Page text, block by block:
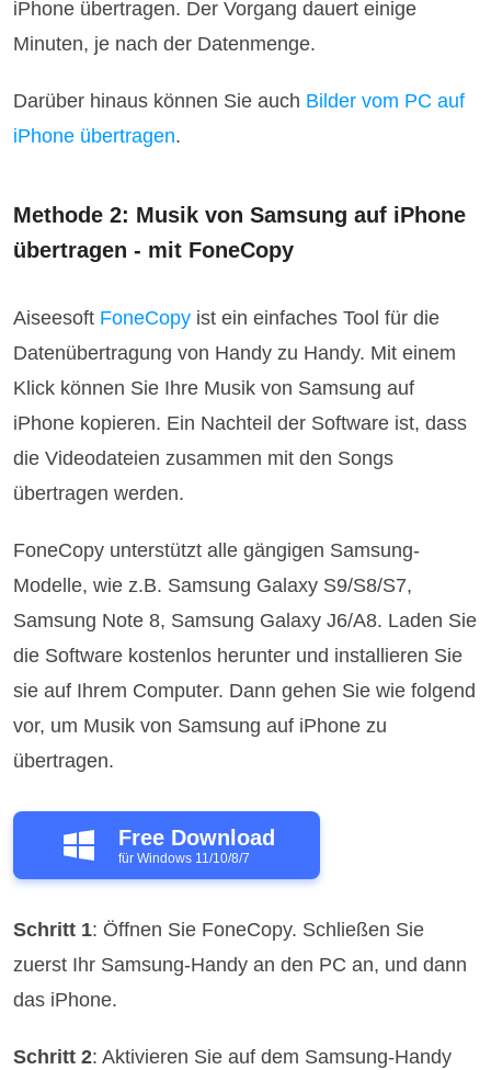
iPhone übertragen. Der Vorgang dauert einige
Minuten, je nach der Datenmenge.
Darüber hinaus können Sie auch Bilder vom PC auf
iPhone übertragen.
Methode 2: Musik von Samsung auf iPhone
übertragen - mit FoneCopy
Aiseesoft FoneCopy ist ein einfaches Tool für die
Datenübertragung von Handy zu Handy. Mit einem
Klick können Sie Ihre Musik von Samsung auf
iPhone kopieren. Ein Nachteil der Software ist, dass
die Videodateien zusammen mit den Songs
übertragen werden.
FoneCopy unterstützt alle gängigen Samsung-
Modelle, wie z.B. Samsung Galaxy S9/S8/S7,
Samsung Note 8, Samsung Galaxy J6/A8. Laden Sie
die Software kostenlos herunter und installieren Sie
sie auf Ihrem Computer. Dann gehen Sie wie folgend
vor, um Musik von Samsung auf iPhone zu
übertragen.
Free Download
für Windows 11/10/8/7
Schritt 1: Öffnen Sie FoneCopy. Schließen Sie
zuerst Ihr Samsung-Handy an den PC an, und dann
das iPhone.
Schritt 2: Aktivieren Sie auf dem Samsung-Handy